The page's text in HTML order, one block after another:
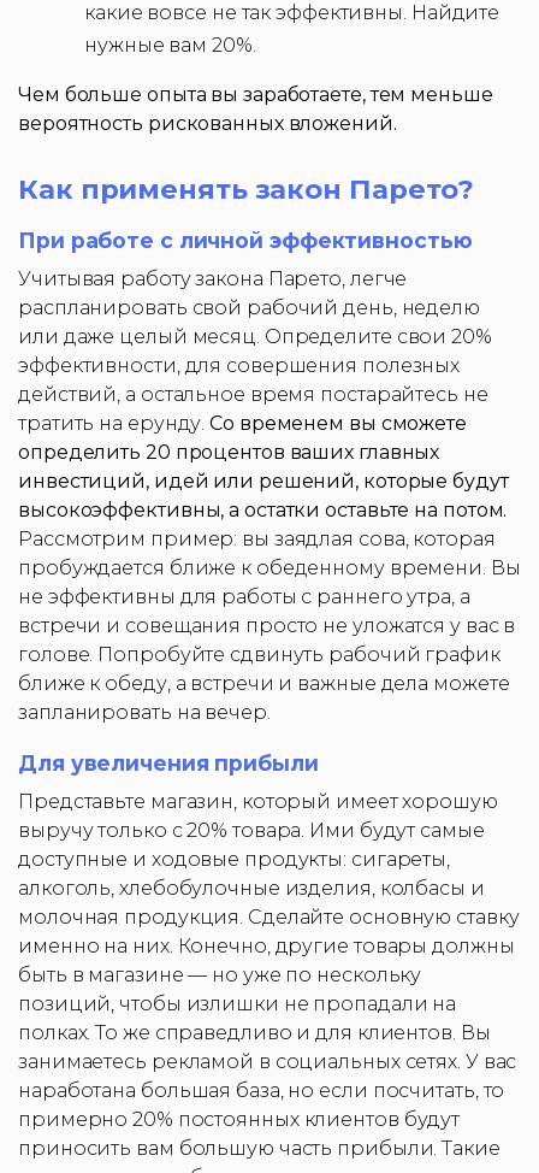
какие вовсе не так эффективны. Найдите
нужные вам 20%.
Чем больше опыта вы заработаете, тем меньше
вероятность рискованных вложений.
Как применять закон Парето?
При работе с личной эффективностью
Учитывая работу закона Парето, легче
распланировать свой рабочий день, неделю
или даже целый месяц. Определите свои 20%
эффективности, для совершения полезных
действий, а остальное время постарайтесь не
тратить на ерунду.Со временем вы сможете
определить 20 процентов ваших главных
инвестиций, идей или решений, которые будут
высокоэффективны, а остатки оставьте на потом.
Рассмотрим пример: вы заядлая сова, которая
пробуждается ближе к обеденному времени. Вы
не эффективны для работы с раннего утра, а
встречи и совещания просто не уложатся у вас в
голове. Попробуйте сдвинуть рабочий график
ближе к обеду, а встречи и важные дела можете
запланировать на вечер.
Для увеличения прибыли
Представьте магазин, который имеет хорошую
выручу только с 20% товара. Ими будут самые
доступные и ходовые продукты: сигареты,
алкоголь, хлебобулочные изделия, колбасы и
молочная продукция. Сделайте основную ставку
именно на них. Конечно, другие товары должны
быть в магазине — но уже по нескольку
позиций, чтобы излишки не пропадали на
полках. То же справедливо и для клиентов. Вы
занимаетесь рекламой в социальных сетях. У вас
наработана большая база, но если посчитать, то
примерно 20% постоянных клиентов будут
приносить вам большую часть прибыли. Такие